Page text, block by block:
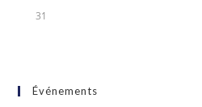
31
Événements